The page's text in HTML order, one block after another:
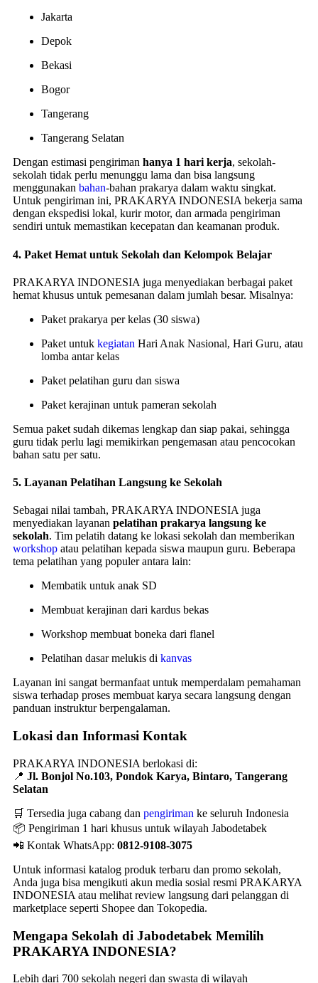
Jakarta
Depok
Bekasi
Bogor
Tangerang
Tangerang Selatan
Dengan estimasi pengiriman hanya 1 hari kerja, sekolah-
sekolah tidak perlu menunggu lama dan bisa langsung
menggunakan bahan-bahan prakarya dalam waktu singkat.
Untuk pengiriman ini, PRAKARYA INDONESIA bekerja sama
dengan ekspedisi lokal, kurir motor, dan armada pengiriman
sendiri untuk memastikan kecepatan dan keamanan produk.
4. Paket Hemat untuk Sekolah dan Kelompok Belajar
PRAKARYA INDONESIA juga menyediakan berbagai paket
hemat khusus untuk pemesanan dalam jumlah besar. Misalnya:
Paket prakarya per kelas (30 siswa)
Paket untuk kegiatan Hari Anak Nasional, Hari Guru, atau
lomba antar kelas
Paket pelatihan guru dan siswa
Paket kerajinan untuk pameran sekolah
Semua paket sudah dikemas lengkap dan siap pakai, sehingga
guru tidak perlu lagi memikirkan pengemasan atau pencocokan
bahan satu per satu.
5. Layanan Pelatihan Langsung ke Sekolah
Sebagai nilai tambah, PRAKARYA INDONESIA juga
menyediakan layanan pelatihan prakarya langsung ke
sekolah. Tim pelatih datang ke lokasi sekolah dan memberikan
workshop atau pelatihan kepada siswa maupun guru. Beberapa
tema pelatihan yang populer antara lain:
Membatik untuk anak SD
Membuat kerajinan dari kardus bekas
Workshop membuat boneka dari flanel
Pelatihan dasar melukis di kanvas
Layanan ini sangat bermanfaat untuk memperdalam pemahaman
siswa terhadap proses membuat karya secara langsung dengan
panduan instruktur berpengalaman.
Lokasi dan Informasi Kontak
PRAKARYA INDONESIA berlokasi di:
📍 Jl. Bonjol No.103, Pondok Karya, Bintaro, Tangerang
Selatan
🛒 Tersedia juga cabang dan pengiriman ke seluruh Indonesia
📦 Pengiriman 1 hari khusus untuk wilayah Jabodetabek
📲 Kontak WhatsApp: 0812-9108-3075
Untuk informasi katalog produk terbaru dan promo sekolah,
Anda juga bisa mengikuti akun media sosial resmi PRAKARYA
INDONESIA atau melihat review langsung dari pelanggan di
marketplace seperti Shopee dan Tokopedia.
Mengapa Sekolah di Jabodetabek Memilih
PRAKARYA INDONESIA?
Lebih dari 700 sekolah negeri dan swasta di wilayah